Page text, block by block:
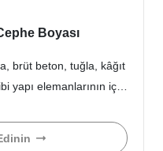
Boyası
brüt beton, tuğla, kâğıt
yapı elemanlarının iç…